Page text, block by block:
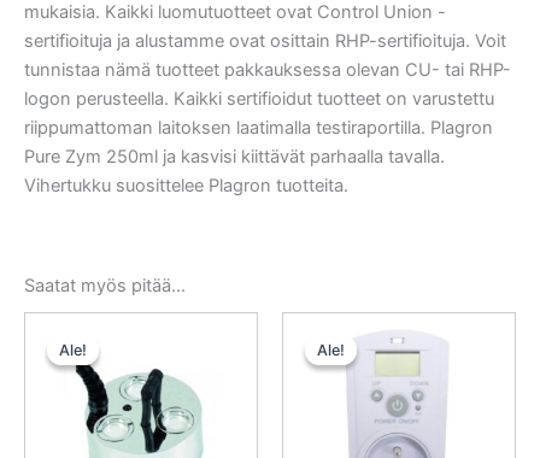
mukaisia. Kaikki luomutuotteet ovat Control Union -
sertifioituja ja alustamme ovat osittain RHP-sertifioituja. Voit
tunnistaa nämä tuotteet pakkauksessa olevan CU- tai RHP-
logon perusteella. Kaikki sertifioidut tuotteet on varustettu
riippumattoman laitoksen laatimalla testiraportilla. Plagron
Pure Zym 250ml ja kasvisi kiittävät parhaalla tavalla.
Vihertukku suosittelee Plagron tuotteita.
Saatat myös pitää...
Ale!
Ale!
90,00 €.85,50 €.
Ale!
Ale!
hinta
39,50 €.
hinta
37,52 €.